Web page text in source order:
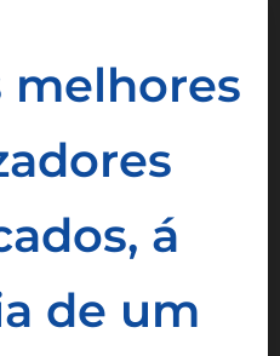
melhores
á
de um